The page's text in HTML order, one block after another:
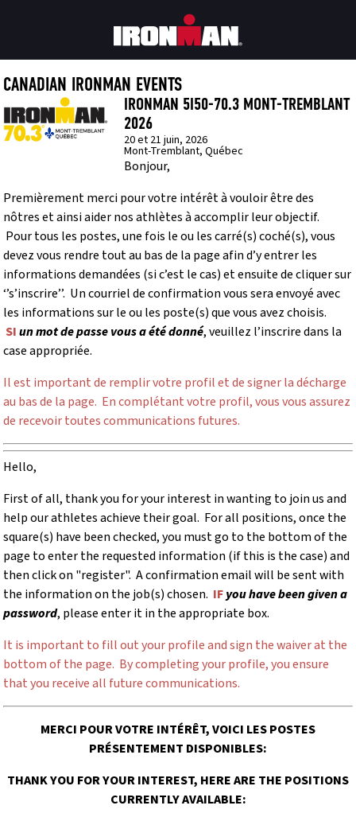
CANADIAN IRONMAN EVENTS
IRONMAN 5I50-70.3 MONT-TREMBLANT
2026
20 et 21 juin, 2026
Mont-Tremblant, Québec
Bonjour,
Premièrement merci pour votre intérêt à vouloir être des
nôtres et ainsi aider nos athlètes à accomplir leur objectif.
Pour tous les postes, une fois le ou les carré(s) coché(s), vous
devez vous rendre tout au bas de la page afin d’y entrer les
informations demandées (si c’est le cas) et ensuite de cliquer sur
‘’s’inscrire’’. Un courriel de confirmation vous sera envoyé avec
les informations sur le ou les poste(s) que vous avez choisis.
SI un mot de passe vous a été donné,veuillez l’inscrire dans la
case appropriée.
Il est important de remplir votre profil et de signer la décharge
au bas de la page. En complétant votre profil, vous vous assurez
de recevoir toutes communications futures.
Hello,
First of all, thank you for your interest in wanting to join us and
help our athletes achieve their goal. For all positions, once the
square(s) have been checked, you must go to the bottom of the
page to enter the requested information (if this is the case) and
then click on "register". A confirmation email will be sent with
the information on the job(s) chosen. IFyou have been given a
password, please enter it in the appropriate box.
It is important to fill out your profile and sign the waiver at the
bottom of the page. By completing your profile, you ensure
that you receive all future communications.
MERCI POUR VOTRE INTÉRÊT, VOICI LES POSTES
PRÉSENTEMENT DISPONIBLES:
THANK YOU FOR YOUR INTEREST, HERE ARE THE POSITIONS
CURRENTLY AVAILABLE: